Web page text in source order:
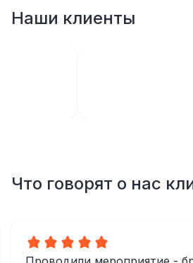
Наши клиенты
Что говорят о нас